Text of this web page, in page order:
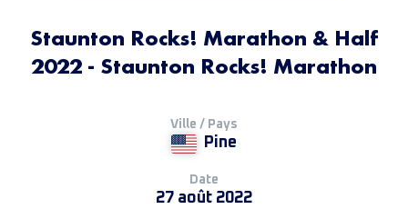
Staunton Rocks! Marathon & Half
2022 - Staunton Rocks! Marathon
Ville / Pays
Pine
Date
27 août 2022